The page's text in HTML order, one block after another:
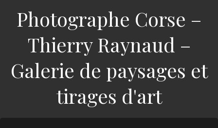
Photographe Corse –
Thierry Raynaud –
Galerie de paysages et
tirages d'art